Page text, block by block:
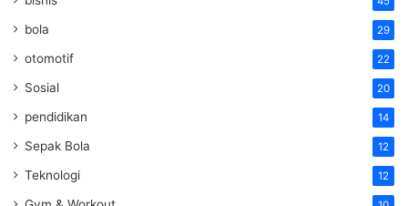
bola 29
otomotif 22
Sosial 20
pendidikan 14
Sepak Bola 12
Teknologi 12